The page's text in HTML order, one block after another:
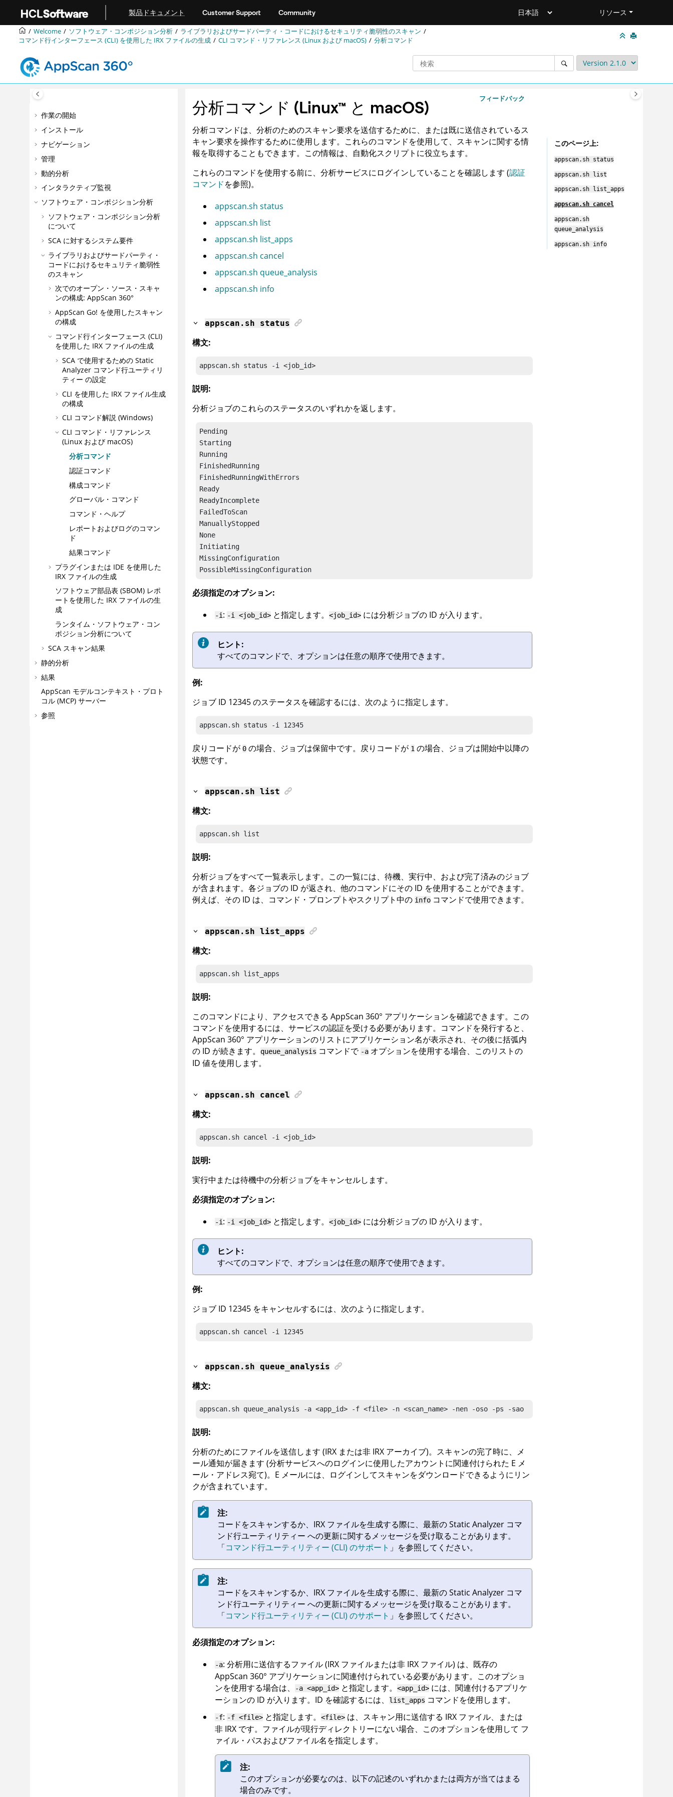
製品ドキュメント Customer Support Community リソース
Welcome ソフトウェア・コンポジション分析
ライブラリおよびサードパーティ・コードにおけるセキュリティ脆弱性のスキャン
コマンド行インターフェース (CLI) を使用した IRX ファイルの生成 CLI コマンド・リファレンス (Linux および macOS) 分析コマンド
作業の開始
インストール
ナビゲーション
管理
動的分析
インタラクティブ監視
ソフトウェア・コンポジション分析
ソフトウェア・コンポジション分析
について
SCA に対するシステム要件
ライブラリおよびサードパーティ・
コードにおけるセキュリティ脆弱性
のスキャン
次でのオープン・ソース・スキャ
ンの構成: AppScan 360°
AppScan Go! を使用したスキャン
の構成
コマンド行インターフェース (CLI)
を使用した IRX ファイルの生成
SCA で使用するための Static
Analyzer コマンド行ユーティリ
ティー の設定
CLI を使用した IRX ファイル生成
の構成
CLI コマンド解説 (Windows)
CLI コマンド・リファレンス
(Linux および macOS)
分析コマンド
認証コマンド
構成コマンド
グローバル・コマンド
コマンド・ヘルプ
レポートおよびログのコマン
ド
結果コマンド
プラグインまたは IDE を使用した
IRX ファイルの生成
ソフトウェア部品表 (SBOM) レポ
ートを使用した IRX ファイルの生
成
ランタイム・ソフトウェア・コン
ポジション分析について
SCA スキャン結果
静的分析
結果
AppScan モデルコンテキスト・プロト
コル (MCP) サーバー
参照
フィードバック
分析コマンド (Linux™ と macOS)
分析コマンドは、分析のためのスキャン要求を送信するために、または既に送信されているス
キャン要求を操作するために使用します。これらのコマンドを使用して、スキャンに関する情
報を取得することもできます。この情報は、自動化スクリプトに役立ちます。
これらのコマンドを使用する前に、分析サービスにログインしていることを確認します (認証
コマンドを参照)。
appscan.sh status
appscan.sh list
appscan.sh list_apps
appscan.sh cancel
appscan.sh queue_analysis
appscan.sh info
appscan .sh status
構文:
appscan.sh status -i <job_id>
説明:
分析ジョブのこれらのステータスのいずれかを返します。
Pending
Starting
Running
FinishedRunning
FinishedRunningWithErrors
Ready
ReadyIncomplete
FailedToScan
ManuallyStopped
None
Initiating
MissingConfiguration
PossibleMissingConfiguration
必須指定のオプション:
-i: -i <job_id>と指定します。 <job_id>には分析ジョブの ID が入ります。
ヒント:
すべてのコマンドで、オプションは任意の順序で使用できます。
例:
ジョブ ID 12345 のステータスを確認するには、次のように指定します。
appscan.sh status -i 12345
戻りコードが 0の場合、ジョブは保留中です。戻りコードが 1の場合、ジョブは開始中以降の
状態です。
appscan .sh list
構文:
appscan.sh list
説明:
分析ジョブをすべて一覧表示します。この一覧には、待機、実行中、および完了済みのジョブ
が含まれます。各ジョブの ID が返され、他のコマンドにその ID を使用することができます。
例えば、その ID は、コマンド・プロンプトやスクリプト中の infoコマンドで使用できます。
appscan .sh list_apps
構文:
appscan.sh list_apps
説明:
このコマンドにより、アクセスできる AppScan 360° アプリケーションを確認できます。この
コマンドを使用するには、サービスの認証を受ける必要があります。コマンドを発行すると、
AppScan 360° アプリケーションのリストにアプリケーション名が表示され、その後に括弧内
の ID が続きます。
queue_analysis コマンドで -aオプションを使用する場合、このリストの
ID 値を使用します。
appscan .sh cancel
構文:
appscan.sh cancel -i <job_id>
説明:
実行中または待機中の分析ジョブをキャンセルします。
必須指定のオプション:
-i: -i <job_id>と指定します。 <job_id>には分析ジョブの ID が入ります。
ヒント:
すべてのコマンドで、オプションは任意の順序で使用できます。
例:
ジョブ ID 12345 をキャンセルするには、次のように指定します。
appscan.sh cancel -i 12345
appscan .sh queue_analysis
構文:
appscan.sh queue_analysis -a <app_id> -f <file> -n <scan_name> -nen -oso -ps -sao
説明:
分析のためにファイルを送信します (IRXまたは非 IRXアーカイブ)。スキャンの完了時に、メ
ール通知が届きます (分析サービスへのログインに使用したアカウントに関連付けられた E メ
ール・アドレス宛て)。E メールには、ログインしてスキャンをダウンロードできるようにリン
クが含まれています。
注:
コードをスキャンするか、 IRXファイルを生成する際に、最新のStatic Analyzer コマ
ンド行ユーティリティー への更新に関するメッセージを受け取ることがあります。
「コマンド行ユーティリティー (CLI) のサポート 」を参照してください。
注:
コードをスキャンするか、 IRXファイルを生成する際に、最新のStatic Analyzer コマ
ンド行ユーティリティー への更新に関するメッセージを受け取ることがあります。
「コマンド行ユーティリティー (CLI) のサポート 」を参照してください。
必須指定のオプション:
-a: 分析用に送信するファイル (IRXファイルまたは非 IRXファイル) は、既存の
AppScan 360° アプリケーションに関連付けられている必要があります。このオプショ
ンを使用する場合は、
-a <app_id>と指定します。 <app_id>には、関連付けるアプリケ
ーションの ID が入ります。ID を確認するには、
list_apps コマンドを使用します。
-f: -f <file>と指定します。 <file>は、スキャン用に送信する IRXファイル、または
非 IRXです。ファイルが現行ディレクトリーにない場合、このオプションを使用して フ
ァイル・パスおよびファイル名を指定します。
注:
このオプションが必要なのは、以下の記述のいずれかまたは両方が当てはまる
場合のみです。
このページ上
appscan.sh status
appscan.sh list
appscan.sh list_apps
appscan.sh cancel
appscan.sh
queue_analysis
appscan.sh info